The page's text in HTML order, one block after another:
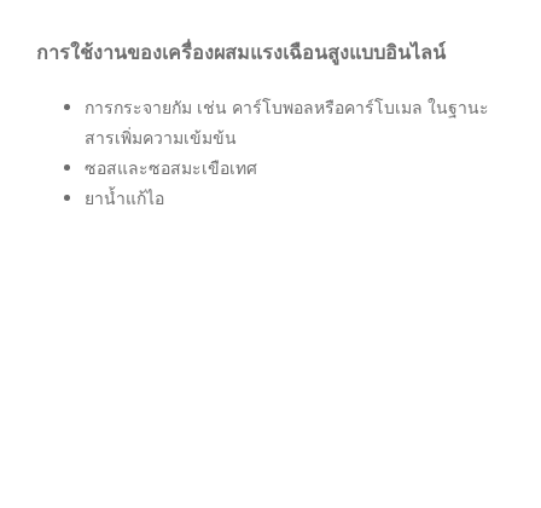
การใช้งานของเครื่องผสมแรงเฉือนสูงแบบอินไลน์
การกระจายกัม เช่น คาร์โบพอลหรือคาร์โบเมล ในฐานะ
สารเพิ่มความเข้มข้น
ซอสและซอสมะเขือเทศ
ยาน้ำแก้ไอ